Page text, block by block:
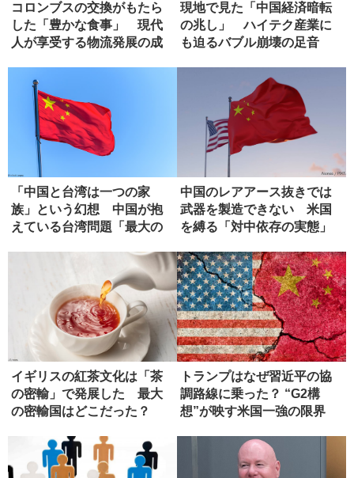
コロンブスの交換がもたら
した「豊かな食事」 現代
人が享受する物流発展の成
現地で見た「中国経済暗転
の兆し」 ハイテク産業に
も迫るバブル崩壊の足音
「中国と台湾は一つの家
族」という幻想 中国が抱
えている台湾問題「最大の
中国のレアアース抜きでは
武器を製造できない 米国
を縛る「対中依存の実態」
イギリスの紅茶文化は「茶
の密輸」で発展した 最大
の密輸国はどこだった？
トランプはなぜ習近平の協
調路線に乗った？ “G2構
想”が映す米国一強の限界